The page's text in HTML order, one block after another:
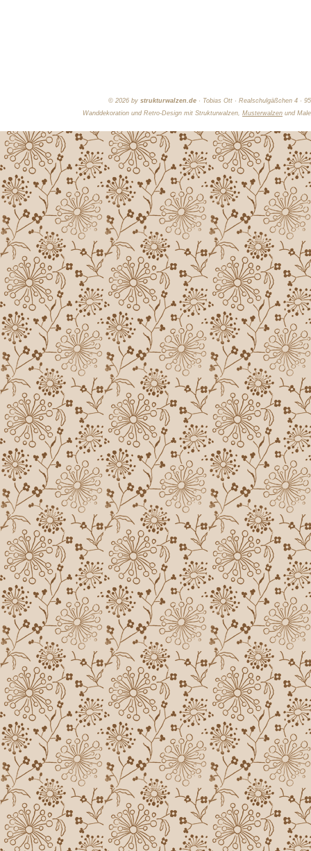
© 2026 by strukturwalzen.de · Tobias Ott · Realschulgäßchen 4 ·
Wanddekoration und Retro-Design mit Strukturwalzen, Musterwalzen und